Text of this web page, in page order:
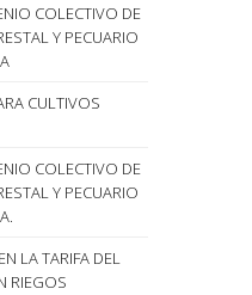
COLECTIVO DE
Y PECUARIO
CULTIVOS
COLECTIVO DE
Y PECUARIO
LA TARIFA DEL
RIEGOS